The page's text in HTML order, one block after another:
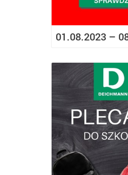
01.08.2023 –